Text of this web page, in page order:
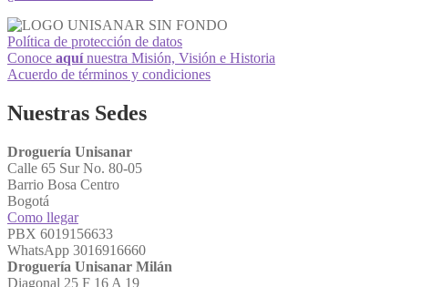
Política de protección de datos
Conoce aquínuestra Misión, Visión e Historia
Acuerdo de términos y condiciones
Nuestras Sedes
Droguería Unisanar
Calle 65 Sur No. 80-05
Barrio Bosa Centro
Bogotá
Como llegar
PBX 6019156633
WhatsApp 3016916660
Droguería Unisanar Milán
Diagonal 25 F 16 A 19